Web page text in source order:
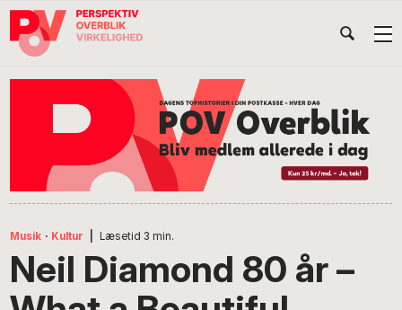
Gå
direkte
Skip
indhold
Gå
direkte
Musik · Kultur Læsetid 3 min.
Neil Diamond 80 år –